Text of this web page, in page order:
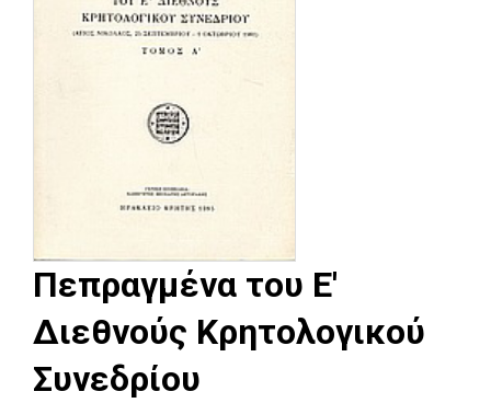
Πεπραγμένα του Ε'
Διεθνούς Κρητολογικού
Συνεδρίου